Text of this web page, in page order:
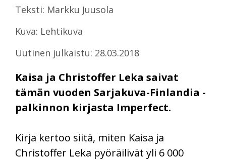
Teksti: Markku Juusola
Kuva: Lehtikuva
Uutinen julkaistu: 28.03.2018
Kaisa ja Christoffer Leka saivat
tämän vuoden Sarjakuva-Finlandia -
palkinnon kirjasta Imperfect.
Kirja kertoo siitä, miten Kaisa ja
Christoffer Leka pyöräilivät yli 6 000